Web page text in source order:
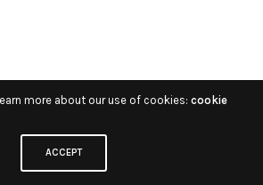
more about our use of cookies: cookie
ACCEPT